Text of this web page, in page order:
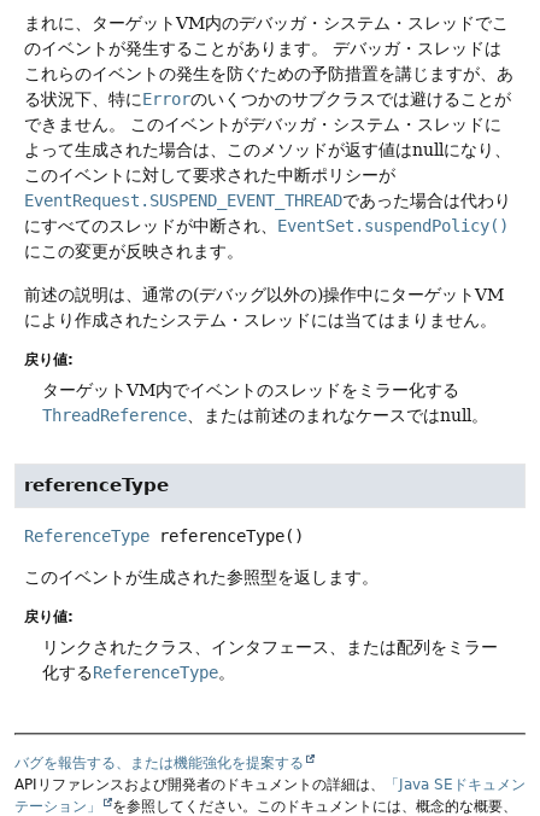
まれに、ターゲットVM内のデバッガ・システム・スレッドでこ
のイベントが発生することがあります。
デバッガ・スレッドは
これらのイベントの発生を防ぐための予防措置を講じますが、あ
る状況下、特にErrorのいくつかのサブクラスでは避けることが
できません。
このイベントがデバッガ・システム・スレッドに
よって生成された場合は、このメソッドが返す値はnullになり、
このイベントに対して要求された中断ポリシーが
EventRequest.SUSPEND_EVENT_THREADであった場合は代わり
にすべてのスレッドが中断され、 EventSet.suspendPolicy()
にこの変更が反映されます。
前述の説明は、通常の(デバッグ以外の)操作中にターゲットVM
により作成されたシステム・スレッドには当てはまりません。
戻り値:
ターゲットVM内でイベントのスレッドをミラー化する
ThreadReference 、または前述のまれなケースではnull。
referenceType
ReferenceType referenceType()
このイベントが生成された参照型を返します。
戻り値:
リンクされたクラス、インタフェース、または配列をミラー
化するReferenceType。
バグを報告する、または機能強化を提案する
APIリファレンスおよび開発者のドキュメントの詳細は、
「Java SEドキュメン
テーション」
を参照してください。このドキュメントには、概念的な概要、